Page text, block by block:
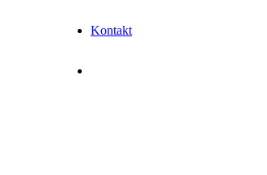
Kontakt